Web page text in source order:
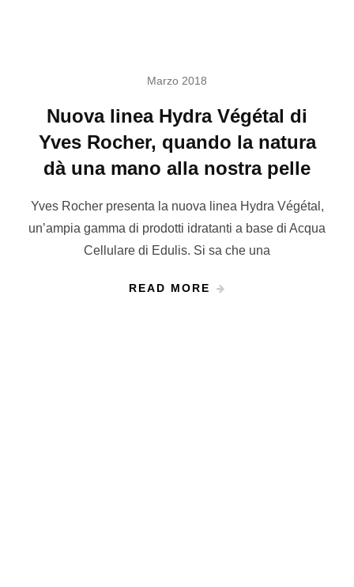
Marzo 2018
Nuova linea Hydra Végétal di
Yves Rocher, quando la natura
dà una mano alla nostra pelle
Yves Rocher presenta la nuova linea Hydra Végétal,
un’ampia gamma di prodotti idratanti a base di Acqua
Cellulare di Edulis. Si sa che una
READ MORE